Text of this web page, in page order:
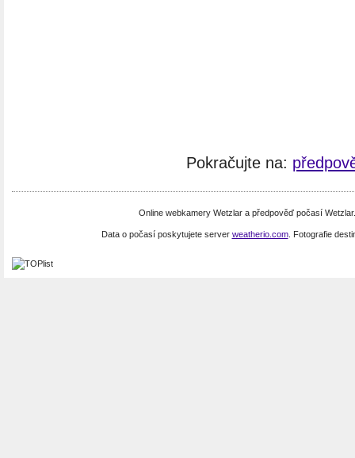
Pokračujte na:
Online webkamery Wetzlar a předpověď počasí
Data o počasí poskytujete server weatherio.com. Fotografie